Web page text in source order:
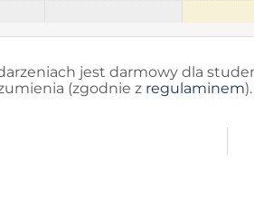
jest darmowy dla
(zgodnie z regulaminem).